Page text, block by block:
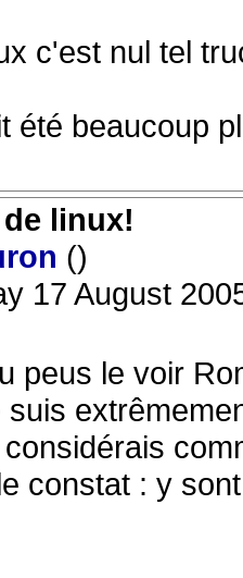
c'est nul tel
été beaucoup
linux!
()
17 August
peus le voir
constat : y